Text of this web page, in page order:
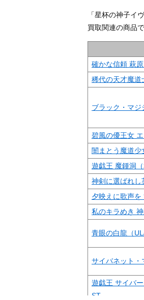
「星杯の神子イ
買取関連の商品
確かな信頼 萩
稀代の天才魔道
ブラック・マジ
碧風の優王女
闇まとう魔道少
遊戯王 魔鍾洞
神剣に選ばれし
夕映えに歌声を
私のキラめき
青眼の白龍（
サイバネット・
遊戯王 サイバ
ST